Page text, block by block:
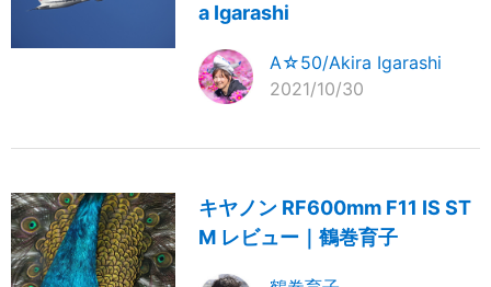
a Igarashi
A☆50/Akira Igarashi
2021/10/30
キヤノン RF600mm F11 IS ST
M レビュー｜鶴巻育子